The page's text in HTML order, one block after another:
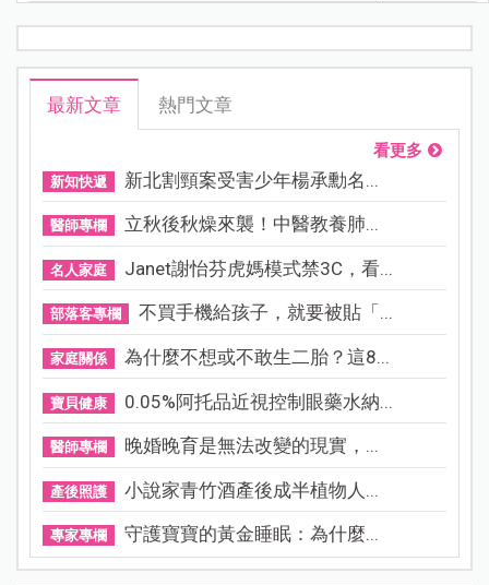
最新文章 熱門文章
看更多
新知快遞 新北割頸案受害少年楊承勳名...
醫師專欄 立秋後秋燥來襲！中醫教養肺...
名人家庭 Janet謝怡芬虎媽模式禁3C，看...
部落客專欄 不買手機給孩子，就要被貼「...
家庭關係 為什麼不想或不敢生二胎？這8...
寶貝健康 0.05%阿托品近視控制眼藥水納...
醫師專欄 晚婚晚育是無法改變的現實，...
產後照護 小說家青竹酒產後成半植物人...
專家專欄 守護寶寶的黃金睡眠：為什麼...